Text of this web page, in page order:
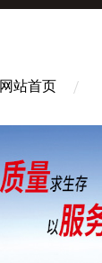
网站首页